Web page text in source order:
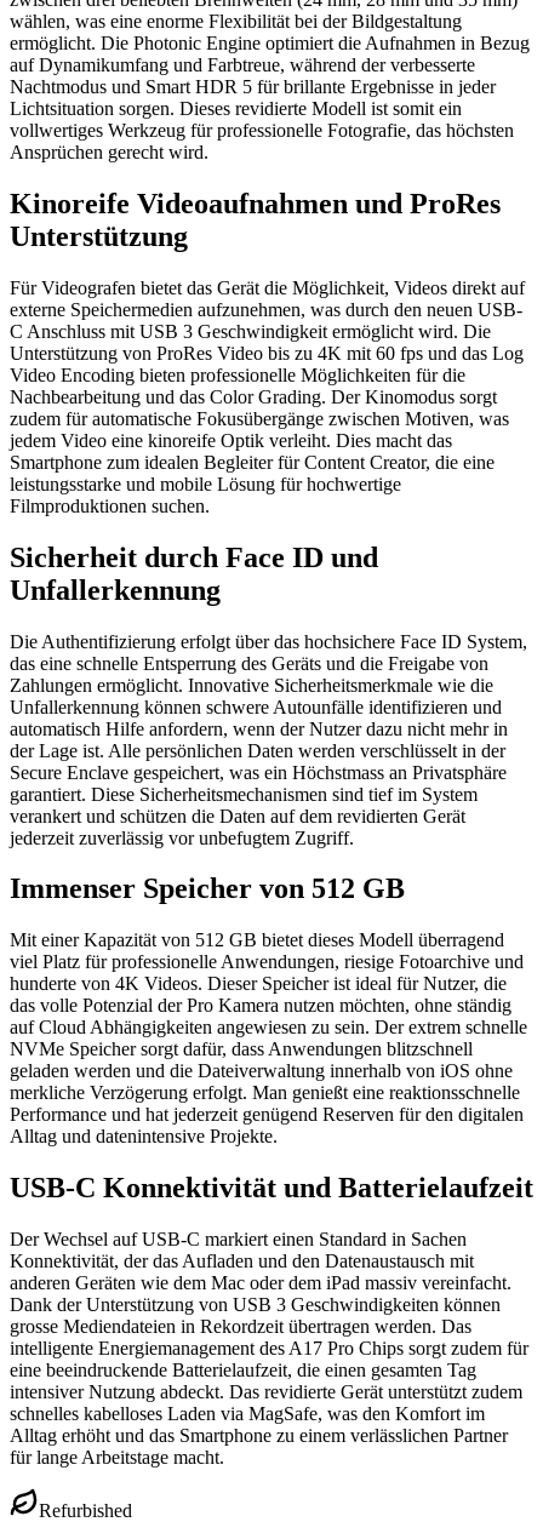
wählen, was eine enorme Flexibilität bei der Bildgestaltung
ermöglicht. Die Photonic Engine optimiert die Aufnahmen in Bezug
auf Dynamikumfang und Farbtreue, während der verbesserte
Nachtmodus und Smart HDR 5 für brillante Ergebnisse in jeder
Lichtsituation sorgen. Dieses revidierte Modell ist somit ein
vollwertiges Werkzeug für professionelle Fotografie, das höchsten
Ansprüchen gerecht wird.
Kinoreife Videoaufnahmen und ProRes
Unterstützung
Für Videografen bietet das Gerät die Möglichkeit, Videos direkt auf
externe Speichermedien aufzunehmen, was durch den neuen USB-
C Anschluss mit USB 3 Geschwindigkeit ermöglicht wird. Die
Unterstützung von ProRes Video bis zu 4K mit 60 fps und das Log
Video Encoding bieten professionelle Möglichkeiten für die
Nachbearbeitung und das Color Grading. Der Kinomodus sorgt
zudem für automatische Fokusübergänge zwischen Motiven, was
jedem Video eine kinoreife Optik verleiht. Dies macht das
Smartphone zum idealen Begleiter für Content Creator, die eine
leistungsstarke und mobile Lösung für hochwertige
Filmproduktionen suchen.
Sicherheit durch Face ID und
Unfallerkennung
Die Authentifizierung erfolgt über das hochsichere Face ID System,
das eine schnelle Entsperrung des Geräts und die Freigabe von
Zahlungen ermöglicht. Innovative Sicherheitsmerkmale wie die
Unfallerkennung können schwere Autounfälle identifizieren und
automatisch Hilfe anfordern, wenn der Nutzer dazu nicht mehr in
der Lage ist. Alle persönlichen Daten werden verschlüsselt in der
Secure Enclave gespeichert, was ein Höchstmass an Privatsphäre
garantiert. Diese Sicherheitsmechanismen sind tief im System
verankert und schützen die Daten auf dem revidierten Gerät
jederzeit zuverlässig vor unbefugtem Zugriff.
Immenser Speicher von 512 GB
Mit einer Kapazität von 512 GB bietet dieses Modell überragend
viel Platz für professionelle Anwendungen, riesige Fotoarchive und
hunderte von 4K Videos. Dieser Speicher ist ideal für Nutzer, die
das volle Potenzial der Pro Kamera nutzen möchten, ohne ständig
auf Cloud Abhängigkeiten angewiesen zu sein. Der extrem schnelle
NVMe Speicher sorgt dafür, dass Anwendungen blitzschnell
geladen werden und die Dateiverwaltung innerhalb von iOS ohne
merkliche Verzögerung erfolgt. Man genießt eine reaktionsschnelle
Performance und hat jederzeit genügend Reserven für den digitalen
Alltag und datenintensive Projekte.
USB-C Konnektivität und Batterielaufzeit
Der Wechsel auf USB-C markiert einen Standard in Sachen
Konnektivität, der das Aufladen und den Datenaustausch mit
anderen Geräten wie dem Mac oder dem iPad massiv vereinfacht.
Dank der Unterstützung von USB 3 Geschwindigkeiten können
grosse Mediendateien in Rekordzeit übertragen werden. Das
intelligente Energiemanagement des A17 Pro Chips sorgt zudem für
eine beeindruckende Batterielaufzeit, die einen gesamten Tag
intensiver Nutzung abdeckt. Das revidierte Gerät unterstützt zudem
schnelles kabelloses Laden via MagSafe, was den Komfort im
Alltag erhöht und das Smartphone zu einem verlässlichen Partner
für lange Arbeitstage macht.
Refurbished